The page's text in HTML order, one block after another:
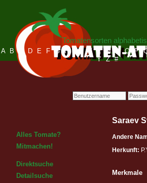
Tomatensorten
A B C D E F G H I J K L M N O P Q
Y Z #
Alles Tomate?
Mitmachen!
Direktsuche
Detailsuche
Saraev
Andere
Herkunft:
Merkmale